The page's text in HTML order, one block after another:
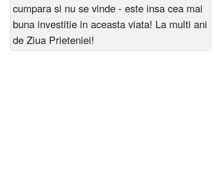
cumpara si nu se vinde - este insa cea mai
buna investitie in aceasta viata! La multi ani
de Ziua Prieteniei!